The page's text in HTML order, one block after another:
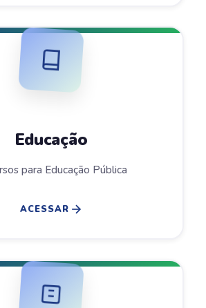
Educação
para Educação Pública
ACESSAR